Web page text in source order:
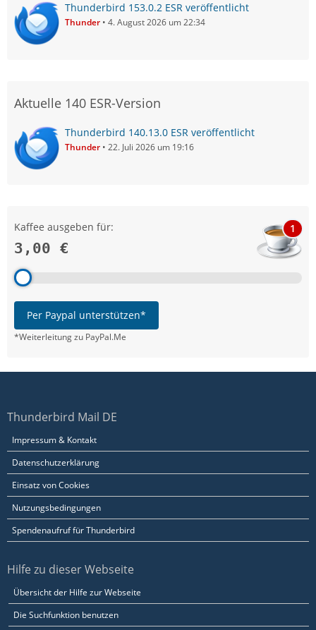
Thunderbird 153.0.2 ESR veröffentlicht
Thunder 4. August 2026 um 22:34
Aktuelle 140 ESR-Version
Thunderbird 140.13.0 ESR veröffentlicht
Thunder 22. Juli 2026 um 19:16
Kaffee ausgeben für:
3,00 €
1
Per Paypal unterstützen*
*Weiterleitung zu PayPal.Me
Thunderbird Mail DE
Impressum & Kontakt
Datenschutzerklärung
Einsatz von Cookies
Nutzungsbedingungen
Spendenaufruf für Thunderbird
Hilfe zu dieser Webseite
Übersicht der Hilfe zur Webseite
Die Suchfunktion benutzen